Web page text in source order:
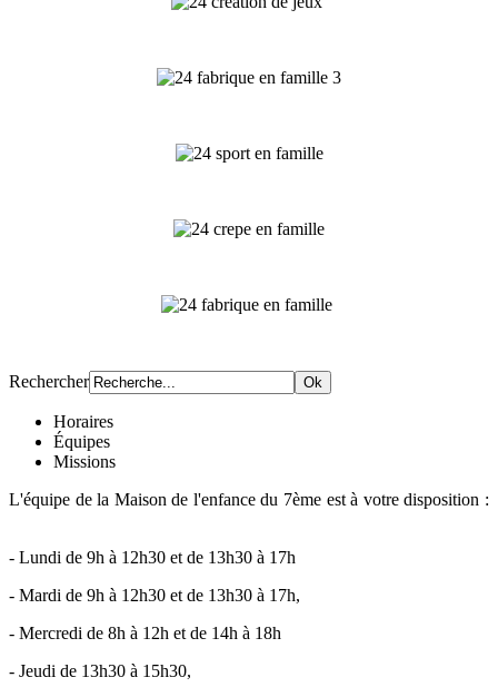
Rechercher
Horaires
Équipes
Missions
L'équipe de la Maison de l'enfance du 7ème est à votre disposition :
- Lundi de 9h à 12h30 et de 13h30 à 17h
- Mardi de 9h à 12h30 et de 13h30 à 17h,
- Mercredi de 8h à 12h et de 14h à 18h
- Jeudi de 13h30 à 15h30,